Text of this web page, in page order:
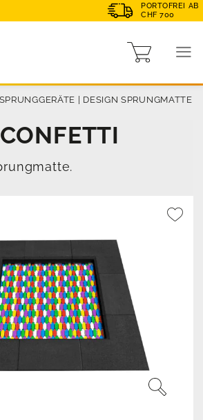
PORTOFREI AB
CHF 700
SPRUNGGERÄTE | DESIGN SPRUNGMATTE